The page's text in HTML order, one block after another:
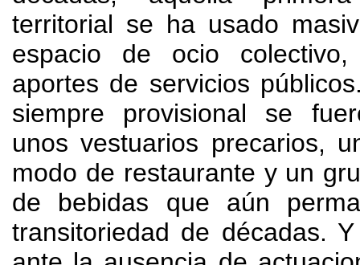
territorial se ha usado
espacio de ocio
aportes de servicios
siempre provisional se
unos vestuarios precarios,
modo de restaurante y un
de bebidas que aún
transitoriedad de décadas.